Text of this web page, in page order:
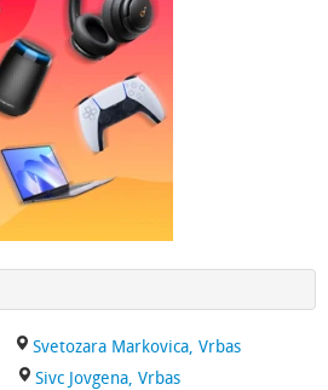
Svetozara Markovica, Vrbas
Sivc Jovgena, Vrbas